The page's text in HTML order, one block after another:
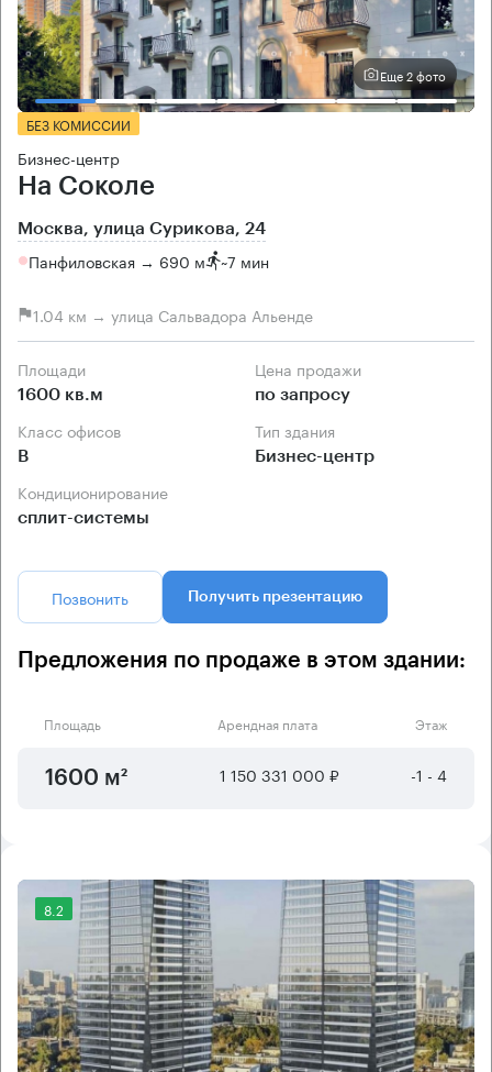
Еще 2 фото
БЕЗ КОМИССИИ
Бизнес-центр
На Соколе
Москва, улица Сурикова, 24
Панфиловская → 690 м ~7 мин
1.04 км → улица Сальвадора Альенде
Площади
1600 кв.м
Цена продажи
по запросу
Класс офисов
B
Тип здания
Бизнес-центр
Кондиционирование
сплит-системы
Позвонить Получить презентацию
Предложения по продаже в этом здании:
Площадь Арендная плата Этаж
1600 м² 1 150 331 000 ₽ -1 - 4
8.2